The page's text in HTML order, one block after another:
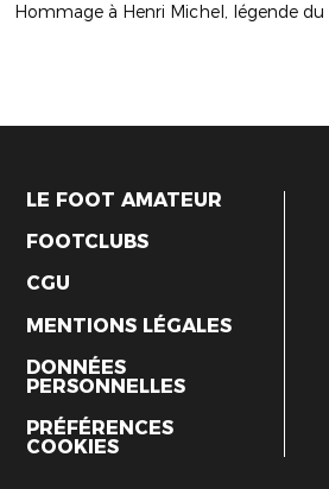
LE FOOT AMATEUR
FOOTCLUBS
CGU
MENTIONS LÉGALES
DONNÉES
PERSONNELLES
PRÉFÉRENCES
COOKIES